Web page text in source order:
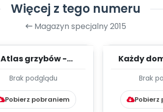
Więcej z tego numeru
Magazyn specjalny 2015
Atlas grzybów -
Brak podglądu
Pobierz pobraniem
Każdy
Brak
Pobierz